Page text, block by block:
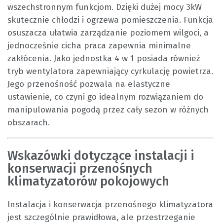
wszechstronnym funkcjom. Dzięki dużej mocy 3kW
skutecznie chłodzi i ogrzewa pomieszczenia. Funkcja
osuszacza ułatwia zarządzanie poziomem wilgoci, a
jednocześnie cicha praca zapewnia minimalne
zakłócenia. Jako jednostka 4 w 1 posiada również
tryb wentylatora zapewniający cyrkulację powietrza.
Jego przenośność pozwala na elastyczne
ustawienie, co czyni go idealnym rozwiązaniem do
manipulowania pogodą przez cały sezon w różnych
obszarach.
Wskazówki dotyczące instalacji i
konserwacji przenośnych
klimatyzatorów pokojowych
Instalacja i konserwacja przenośnego klimatyzatora
jest szczególnie prawidłowa, ale przestrzeganie